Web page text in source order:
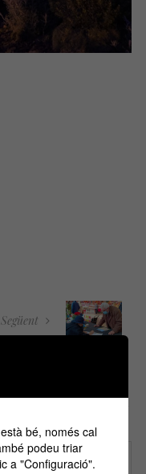
Següent
el teu email al
bé, només cal
podeu triar
a "Configuració".